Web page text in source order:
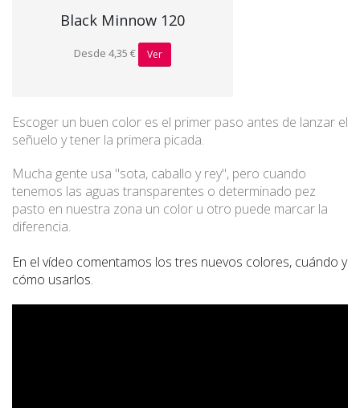
Black Minnow 120
Desde 4,35 € Ver
Escoger un buen color es el primer paso antes de lanzar el
señuelo y tener la primera picada.
Mucha gente usa "sota, caballo y rey", pero cuando
tenemos las aguas transparentes o determinado pez
pasto en nuestra zona un color u otro puede marcar la
diferencia.
En el vídeo comentamos los tres nuevos colores, cuándo y
cómo usarlos.